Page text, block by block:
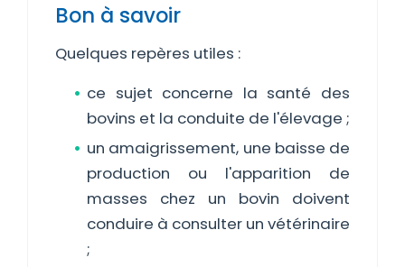
Bon à savoir
Quelques repères utiles :
ce sujet concerne la santé des
bovins et la conduite de l'élevage ;
un amaigrissement, une baisse de
production ou l'apparition de
masses chez un bovin doivent
conduire à consulter un vétérinaire
;